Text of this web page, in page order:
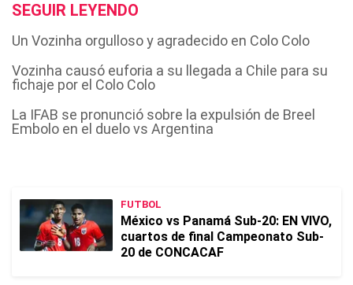
SEGUIR LEYENDO
Un Vozinha orgulloso y agradecido en Colo Colo
Vozinha causó euforia a su llegada a Chile para su
fichaje por el Colo Colo
La IFAB se pronunció sobre la expulsión de Breel
Embolo en el duelo vs Argentina
FUTBOL
México vs Panamá Sub-20: EN VIVO,
cuartos de final Campeonato Sub-
20 de CONCACAF